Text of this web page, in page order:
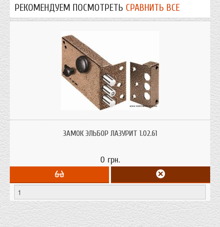
РЕКОМЕНДУЕМ ПОСМОТРЕТЬ СРАВНИТЬ ВСЕ
и деревянных дверей с ответной коробкой.
ЗАМОК ЭЛЬБОР ЛАЗУРИТ 1.02.61
0 грн.